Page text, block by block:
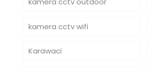
kamera cctv wifi
Karawaci